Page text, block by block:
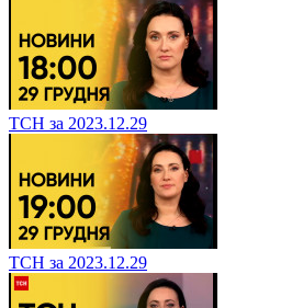
ТСН за 2023.12.29
ТСН за 2023.12.29